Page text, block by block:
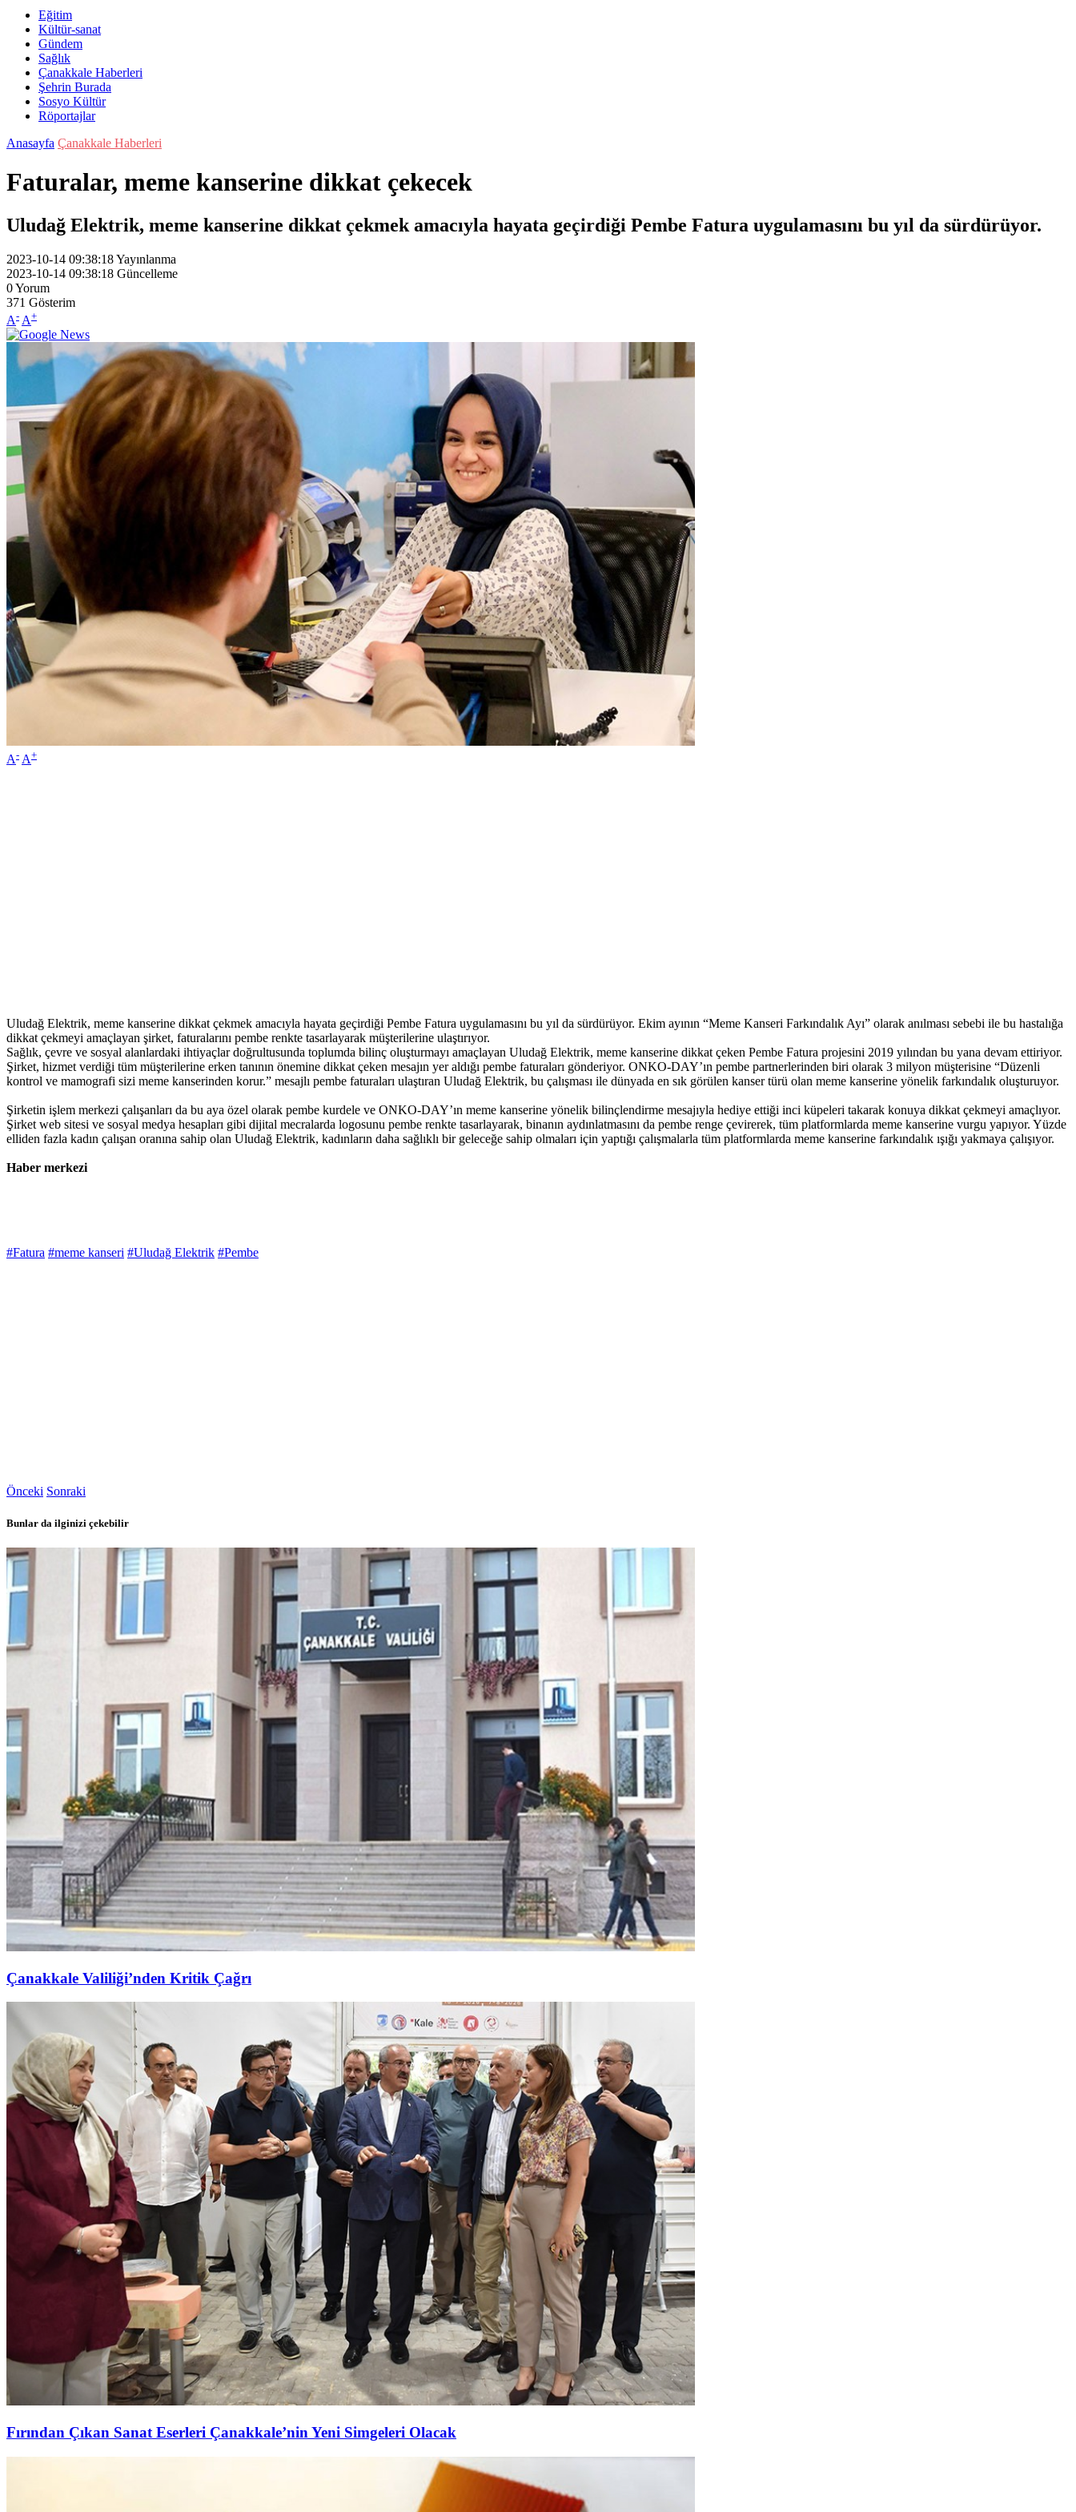
Eğitim
Kültür-sanat
Gündem
Sağlık
Çanakkale Haberleri
Şehrin Burada
Sosyo Kültür
Röportajlar
Anasayfa Çanakkale Haberleri
Faturalar, meme kanserine dikkat çekecek
Uludağ Elektrik, meme kanserine dikkat çekmek amacıyla hayata geçirdiği Pembe Fatura uygulamasını bu yıl da sürdürüyor.
2023-10-14 09:38:18Yayınlanma
2023-10-14 09:38:18 Güncelleme
0Yorum
371 Gösterim
A- A+
A- A+
Uludağ Elektrik, meme kanserine dikkat çekmek amacıyla hayata geçirdiği Pembe Fatura uygulamasını bu yıl da sürdürüyor. Ekim ayının “Meme Kanseri Farkındalık Ayı” olarak anılması sebebi ile bu hastalığa
dikkat çekmeyi amaçlayan şirket, faturalarını pembe renkte tasarlayarak müşterilerine ulaştırıyor.
Sağlık, çevre ve sosyal alanlardaki ihtiyaçlar doğrultusunda toplumda bilinç oluşturmayı amaçlayan Uludağ Elektrik, meme kanserine dikkat çeken Pembe Fatura projesini 2019 yılından bu yana devam ettiriyor.
Şirket, hizmet verdiği tüm müşterilerine erken tanının önemine dikkat çeken mesajın yer aldığı pembe faturaları gönderiyor. ONKO-DAY’ın pembe partnerlerinden biri olarak 3 milyon müşterisine “Düzenli
kontrol ve mamografi sizi meme kanserinden korur.” mesajlı pembe faturaları ulaştıran Uludağ Elektrik, bu çalışması ile dünyada en sık görülen kanser türü olan meme kanserine yönelik farkındalık oluşturuyor.
Şirketin işlem merkezi çalışanları da bu aya özel olarak pembe kurdele ve ONKO-DAY’ın meme kanserine yönelik bilinçlendirme mesajıyla hediye ettiği inci küpeleri takarak konuya dikkat çekmeyi amaçlıyor.
Şirket web sitesi ve sosyal medya hesapları gibi dijital mecralarda logosunu pembe renkte tasarlayarak, binanın aydınlatmasını da pembe renge çevirerek, tüm platformlarda meme kanserine vurgu yapıyor. Yüzde
elliden fazla kadın çalışan oranına sahip olan Uludağ Elektrik, kadınların daha sağlıklı bir geleceğe sahip olmaları için yaptığı çalışmalarla tüm platformlarda meme kanserine farkındalık ışığı yakmaya çalışıyor.
Haber merkezi
#Fatura #meme kanseri #Uludağ Elektrik #Pembe
Önceki Sonraki
Bunlar da ilginizi çekebilir
Çanakkale Valiliği’nden Kritik Çağrı
Fırından Çıkan Sanat Eserleri Çanakkale’nin Yeni Simgeleri Olacak